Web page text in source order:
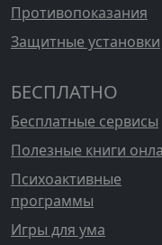
Противопоказания
Защитные установки
БЕСПЛАТНО
Бесплатные сервисы
Полезные книги
Психоактивные
программы
Игры для ума